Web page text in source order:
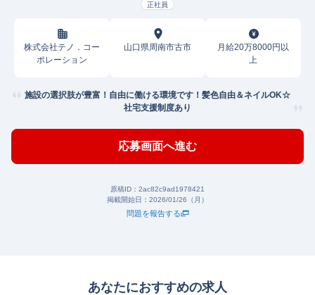
正社員
株式会社テノ．コー
ポレーション
山口県周南市古市
月給20万8000円以
上
施設の選択肢が豊富！自由に働ける環境です！髪色自由＆ネイルOK☆
社宅支援制度あり
応募画面へ進む
原稿ID： 2ac82c9ad1978421
掲載開始日： 2026/01/26（月）
問題を報告する
あなたにおすすめの求人